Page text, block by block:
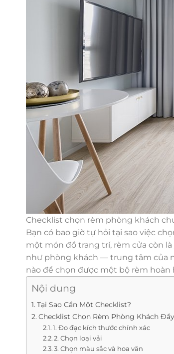
Checklist chọn rèm phòng khách
Bạn có bao giờ tự hỏi tại sao việc
một món đồ trang trí, rèm cửa còn
như phòng khách — trung tâm của
nào để chọn được một bộ rèm
Nội dung
Tại Sao Cần Một Checklist?
Checklist Chọn Rèm Phòng Khách
1. Đo đạc kích thước chính xác
2. Chọn loại vải
3. Chọn màu sắc và hoa văn